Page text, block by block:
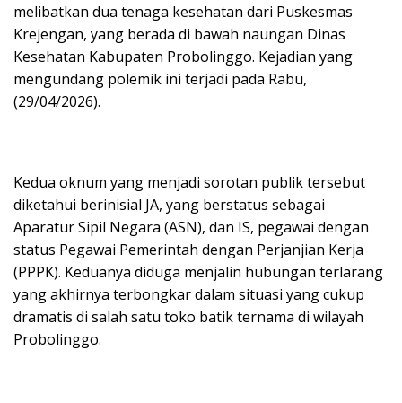
melibatkan dua tenaga kesehatan dari Puskesmas
Krejengan, yang berada di bawah naungan Dinas
Kesehatan Kabupaten Probolinggo. Kejadian yang
mengundang polemik ini terjadi pada Rabu,
(29/04/2026).
Kedua oknum yang menjadi sorotan publik tersebut
diketahui berinisial JA, yang berstatus sebagai
Aparatur Sipil Negara (ASN), dan IS, pegawai dengan
status Pegawai Pemerintah dengan Perjanjian Kerja
(PPPK). Keduanya diduga menjalin hubungan terlarang
yang akhirnya terbongkar dalam situasi yang cukup
dramatis di salah satu toko batik ternama di wilayah
Probolinggo.